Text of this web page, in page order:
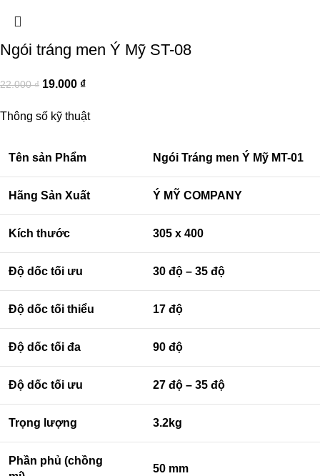
Ngói tráng men Ý Mỹ ST-08
22.000₫ 19.000 ₫
Thông số kỹ thuật
Tên sản Phẩm Ngói Tráng men Ý Mỹ MT-01
Hãng Sản Xuất Ý MỸ COMPANY
Kích thước 305 x 400
Độ dốc tối ưu 30 độ – 35 độ
Độ dốc tối thiểu 17 độ
Độ dốc tối đa 90 độ
Độ dốc tối ưu 27 độ – 35 độ
Trọng lượng 3.2kg
Phần phủ (chồng
50 mm